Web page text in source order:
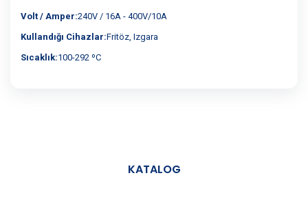
Volt / Amper:240V / 16A - 400V/10A
Kullandığı Cihazlar:Fritöz, Izgara
Sıcaklık:100-292 ºC
KATALOG